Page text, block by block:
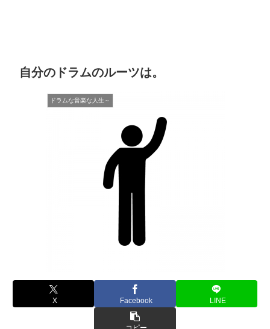
自分のドラムのルーツは。
ドラムな音楽な人生～
X Facebook LINE